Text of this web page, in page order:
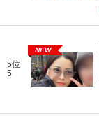
5位
5
NEW